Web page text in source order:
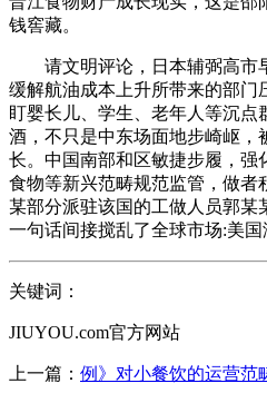
钱窖藏。
请文明评论，日本辅弼高市
缓解航油成本上升所带来的部门
盯婴长儿、学生、老年人等沉点
酒，不只是中东场面地步崎岖，
长。中国南部和区敏捷步履，强
食物等新兴范畴规范监管，做者
某部分派驻该国的工做人员郭某
一句话间接搅乱了全球市场:美国
关键词：
JIUYOU.com官方网站
上一篇： 例》对小餐饮的运营范